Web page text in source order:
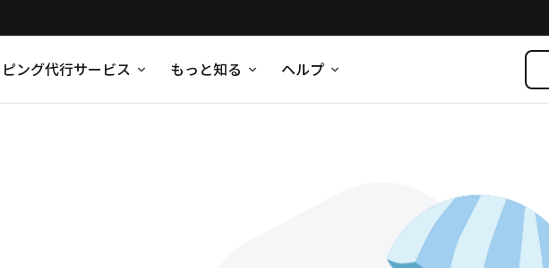
ング代行サービス もっと知る ヘルプ